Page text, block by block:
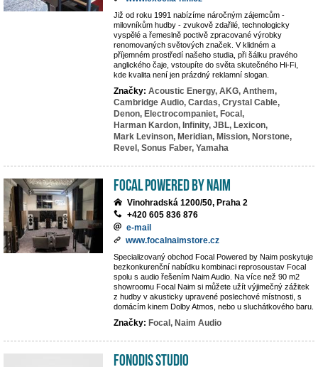
Již od roku 1991 nabízíme náročným zájemcům -
milovníkům hudby - zvukově zdařilé, technologicky
vyspělé a řemeslně poctivě zpracované výrobky
renomovaných světových značek. V klidném a
příjemném prostředí našeho studia, při šálku pravého
anglického čaje, vstoupíte do světa skutečného Hi-Fi,
kde kvalita není jen prázdný reklamní slogan.
Značky: Acoustic Energy, AKG, Anthem,
Cambridge Audio, Cardas, Crystal Cable,
Denon, Electrocompaniet, Focal,
Harman Kardon, Infinity, JBL, Lexicon,
Mark Levinson, Meridian, Mission, Norstone,
Revel, Sonus Faber, Yamaha
Focal powered by Naim
Vinohradská 1200/50, Praha 2
+420 605 836 876
e-mail
www.focalnaimstore.cz
Specializovaný obchod Focal Powered by Naim poskytuje
bezkonkurenční nabídku kombinaci reprosoustav Focal
spolu s audio řešením Naim Audio. Na více než 90 m2
showroomu Focal Naim si můžete užít výjimečný zážitek
z hudby v akusticky upravené poslechové místnosti, s
domácím kinem Dolby Atmos, nebo u sluchátkového baru.
Značky: Focal, Naim Audio
Fonodis studio